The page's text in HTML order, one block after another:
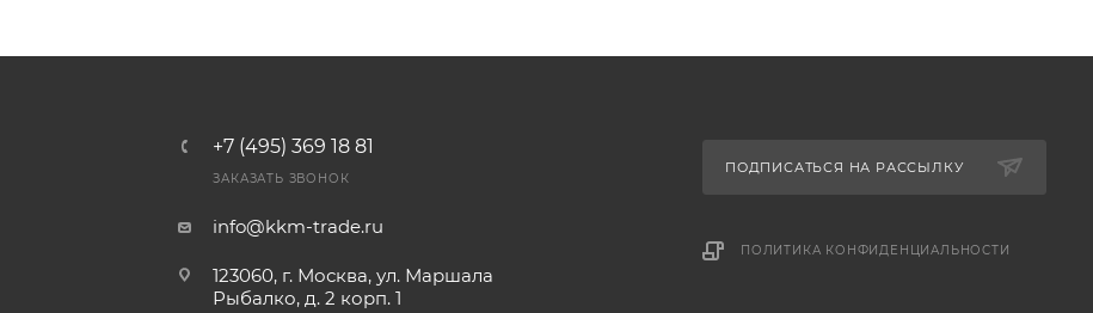
+7 (495) 369 18 81
ЗАКАЗАТЬ ЗВОНОК
info@kkm-trade.ru
123060, г. Москва, ул. Маршала
Рыбалко, д. 2 корп. 1
ПОДПИСАТЬСЯ НА РАССЫЛКУ
ПОЛИТИКА КОНФИДЕНЦИАЛЬНОСТИ